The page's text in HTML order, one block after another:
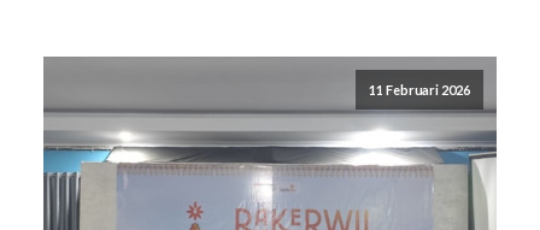
11 Februari 2026